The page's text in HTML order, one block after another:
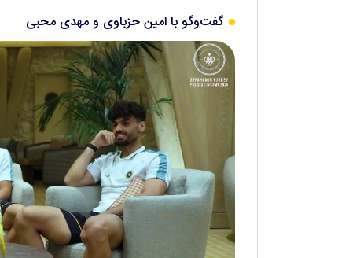
گفت‌وگو با امین حزباوی و مهدی محبی